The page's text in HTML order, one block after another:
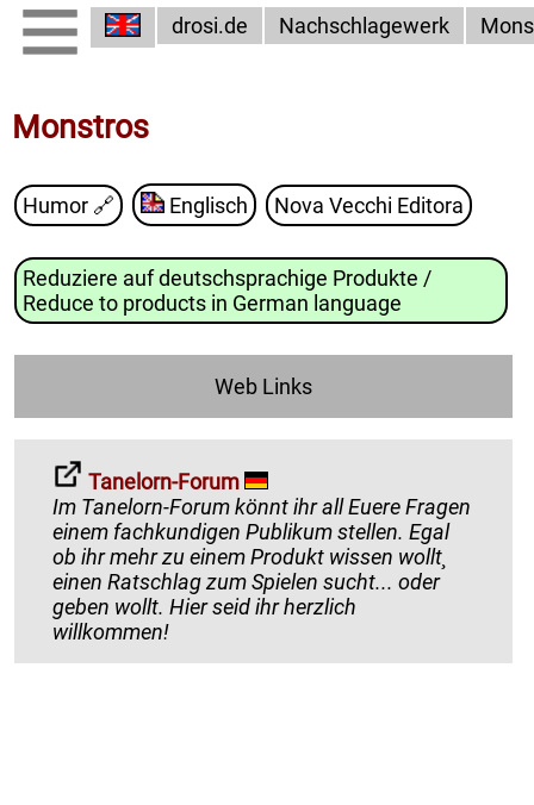
drosi.de Nachschlagewerk
Monstros
Humor 🔗 Englisch Nova Vecchi Editora
Reduziere auf deutschsprachige Produkte /
Reduce to products in German language
Web Links
Tanelorn-Forum
Im Tanelorn-Forum könnt ihr all Euere Fragen
einem fachkundigen Publikum stellen. Egal
ob ihr mehr zu einem Produkt wissen wollt¸
einen Ratschlag zum Spielen sucht... oder
geben wollt. Hier seid ihr herzlich
willkommen!